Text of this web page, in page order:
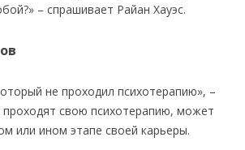
– спрашивает Райан Хауэс.
не проходил психотерапию», –
проходят свою психотерапию, может
или ином этапе своей карьеры.